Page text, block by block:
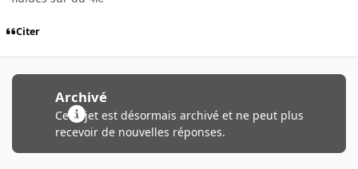
Citer
Archivé
Ce sujet est désormais archivé et ne peut plus
recevoir de nouvelles réponses.